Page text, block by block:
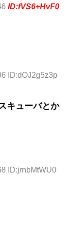
ID:fVS6+HvF0
ID:dOJ2g5z3p
キューバとか
ID:jrnbMtWU0